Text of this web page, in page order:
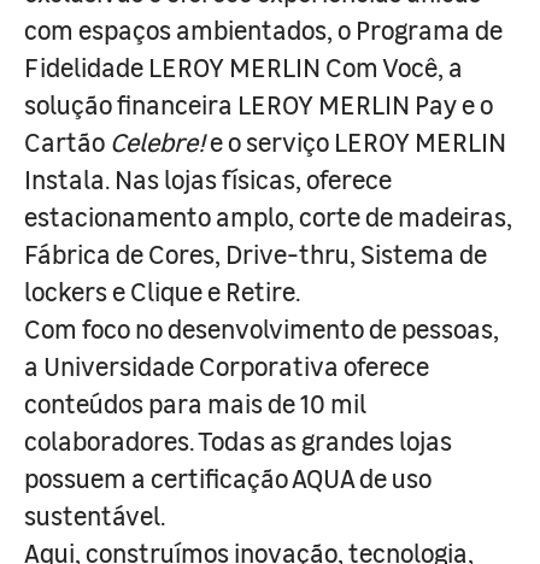
com espaços ambientados, o Programa de
Fidelidade LEROY MERLIN Com Você, a
solução financeira LEROY MERLIN Pay e o
Cartão Celebre!e o serviço LEROY MERLIN
Instala. Nas lojas físicas, oferece
estacionamento amplo, corte de madeiras,
Fábrica de Cores, Drive-thru, Sistema de
lockers e Clique e Retire.
Com foco no desenvolvimento de pessoas,
a Universidade Corporativa oferece
conteúdos para mais de 10 mil
colaboradores. Todas as grandes lojas
possuem a certificação AQUA de uso
sustentável.
Aqui, construímos inovação, tecnologia,